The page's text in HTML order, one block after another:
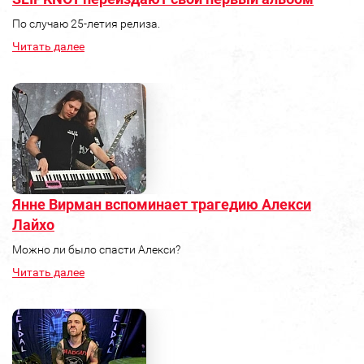
По случаю 25-летия релиза.
Читать далее
Янне Вирман вспоминает трагедию Алекси
Лайхо
Можно ли было спасти Алекси?
Читать далее